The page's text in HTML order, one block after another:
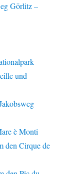
Görlitz –
und
è Monti
den Cirque de